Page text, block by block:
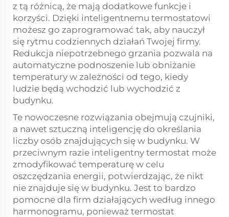
z tą różnicą, że mają dodatkowe funkcje i
korzyści. Dzięki inteligentnemu termostatowi
możesz go zaprogramować tak, aby nauczył
się rytmu codziennych działań Twojej firmy.
Redukcja niepotrzebnego grzania pozwala na
automatyczne podnoszenie lub obniżanie
temperatury w zależności od tego, kiedy
ludzie będą wchodzić lub wychodzić z
budynku.
Te nowoczesne rozwiązania obejmują czujniki,
a nawet sztuczną inteligencję do określania
liczby osób znajdujących się w budynku. W
przeciwnym razie inteligentny termostat może
zmodyfikować temperaturę w celu
oszczędzania energii, potwierdzając, że nikt
nie znajduje się w budynku. Jest to bardzo
pomocne dla firm działających według innego
harmonogramu, ponieważ termostat